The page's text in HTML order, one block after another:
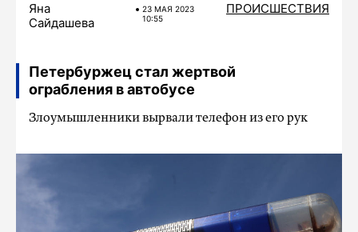
Яна
Сайдашева
23 МАЯ 2023
10:55
ПРОИСШЕСТВИЯ
Петербуржец стал жертвой
ограбления в автобусе
Злоумышленники вырвали телефон из его рук